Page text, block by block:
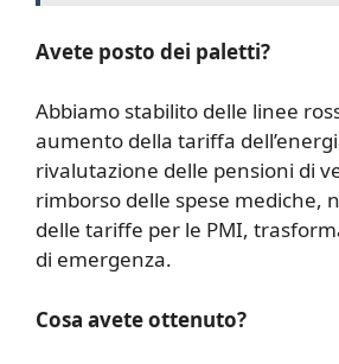
Avete posto dei paletti?
Abbiamo stabilito delle linee
aumento della tariffa
rivalutazione delle pensioni di
rimborso delle spese mediche,
delle tariffe per le PMI,
di emergenza.
Cosa avete ottenuto?